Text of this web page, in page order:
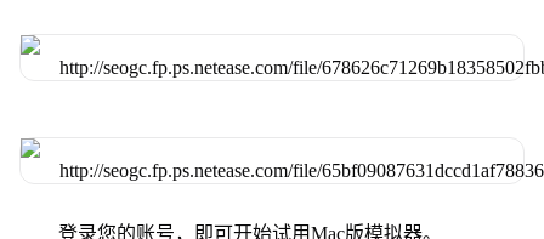
登录您的账号，即可开始试用Mac版模拟器。